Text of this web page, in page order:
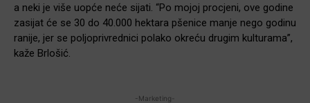
a neki je više uopće neće sijati. “Po mojoj procjeni, ove godine
zasijat će se 30 do 40.000 hektara pšenice manje nego godinu
ranije, jer se poljoprivrednici polako okreću drugim kulturama”,
kaže Brlošić.
-Marketing-